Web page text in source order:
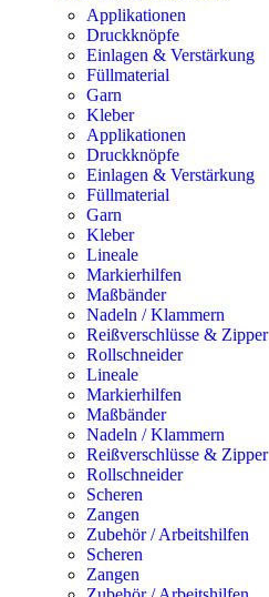
Applikationen
Druckknöpfe
Einlagen & Verstärkung
Füllmaterial
Garn
Kleber
Applikationen
Druckknöpfe
Einlagen & Verstärkung
Füllmaterial
Garn
Kleber
Lineale
Markierhilfen
Maßbänder
Nadeln / Klammern
Reißverschlüsse & Zipper
Rollschneider
Lineale
Markierhilfen
Maßbänder
Nadeln / Klammern
Reißverschlüsse & Zipper
Rollschneider
Scheren
Zangen
Zubehör / Arbeitshilfen
Scheren
Zangen